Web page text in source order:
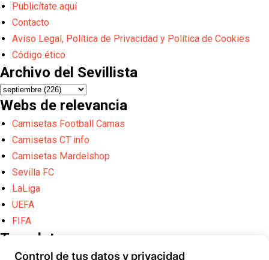
Publicítate aquí
Contacto
Aviso Legal, Política de Privacidad y Política de Cookies
Código ético
Archivo del Sevillista
Webs de relevancia
Camisetas Football Camas
Camisetas CT info
Camisetas Mardelshop
Sevilla FC
LaLiga
UEFA
FIFA
Translate
Control de tus datos y privacidad